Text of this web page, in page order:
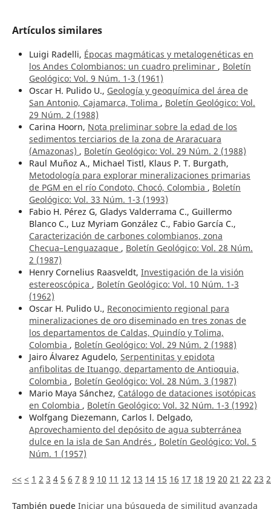
Artículos similares
Luigi Radelli, Épocas magmáticas y metalogenéticas en
los Andes Colombianos: un cuadro preliminar , Boletín
Geológico: Vol. 9 Núm. 1-3 (1961)
Oscar H. Pulido U., Geología y geoquímica del área de
San Antonio, Cajamarca, Tolima , Boletín Geológico: Vol.
29 Núm. 2 (1988)
Carina Hoorn, Nota preliminar sobre la edad de los
sedimentos terciarios de la zona de Araracuara
(Amazonas) , Boletín Geológico: Vol. 29 Núm. 2 (1988)
Raul Muñoz A., Michael Tistl, Klaus P. T. Burgath,
Metodología para explorar mineralizaciones primarias
de PGM en el río Condoto, Chocó, Colombia , Boletín
Geológico: Vol. 33 Núm. 1-3 (1993)
Fabio H. Pérez G, Gladys Valderrama C., Guillermo
Blanco C., Luz Myriam González C., Fabio García C.,
Caracterización de carbones colombianos, zona
Checua–Lenguazaque , Boletín Geológico: Vol. 28 Núm.
2 (1987)
Henry Cornelius Raasveldt, Investigación de la visión
estereoscópica , Boletín Geológico: Vol. 10 Núm. 1-3
(1962)
Oscar H. Pulido U., Reconocimiento regional para
mineralizaciones de oro diseminado en tres zonas de
los departamentos de Caldas, Quindío y Tolima,
Colombia , Boletín Geológico: Vol. 29 Núm. 2 (1988)
Jairo Álvarez Agudelo, Serpentinitas y epidota
anfibolitas de Ituango, departamento de Antioquia,
Colombia , Boletín Geológico: Vol. 28 Núm. 3 (1987)
Mario Maya Sánchez, Catálogo de dataciones isotópicas
en Colombia , Boletín Geológico: Vol. 32 Núm. 1-3 (1992)
Wolfgang Diezemann, Carlos l. Delgado,
Aprovechamiento del depósito de agua subterránea
dulce en la isla de San Andrés , Boletín Geológico: Vol. 5
Núm. 1 (1957)
<< < 1 2 3 4 5 6 7 8 9 10 11 12 13 14 15 16 17 18 19 20 21 22 23
También puede Iniciar una búsqueda de similitud avanzada